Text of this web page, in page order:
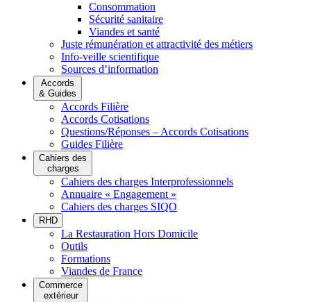
Consommation
Sécurité sanitaire
Viandes et santé
Juste rémunération et attractivité des métiers
Info-veille scientifique
Sources d’information
Accords
& Guides
Accords Filière
Accords Cotisations
Questions/Réponses – Accords Cotisations
Guides Filière
Cahiers des
charges
Cahiers des charges Interprofessionnels
Annuaire « Engagement »
Cahiers des charges SIQO
RHD
La Restauration Hors Domicile
Outils
Formations
Viandes de France
Commerce
extérieur